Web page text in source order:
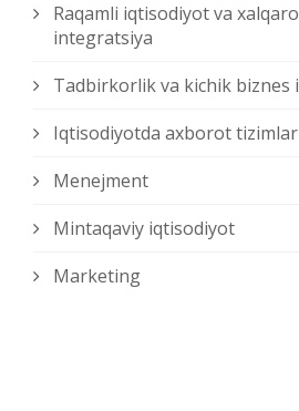
Raqamli iqtisodiyot va
integratsiya
Tadbirkorlik va kichik biznes
Iqtisodiyotda axborot
Menejment
Mintaqaviy iqtisodiyot
Marketing